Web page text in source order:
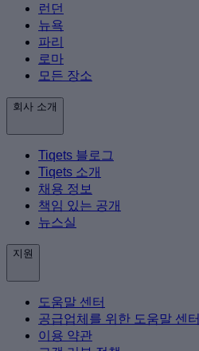
런던
뉴욕
파리
로마
모든 장소
회사 소개
Tiqets 블로그
Tiqets 소개
채용 정보
책임 있는 공개
뉴스실
지원
도움말 센터
공급업체를 위한 도움말 센터
이용 약관